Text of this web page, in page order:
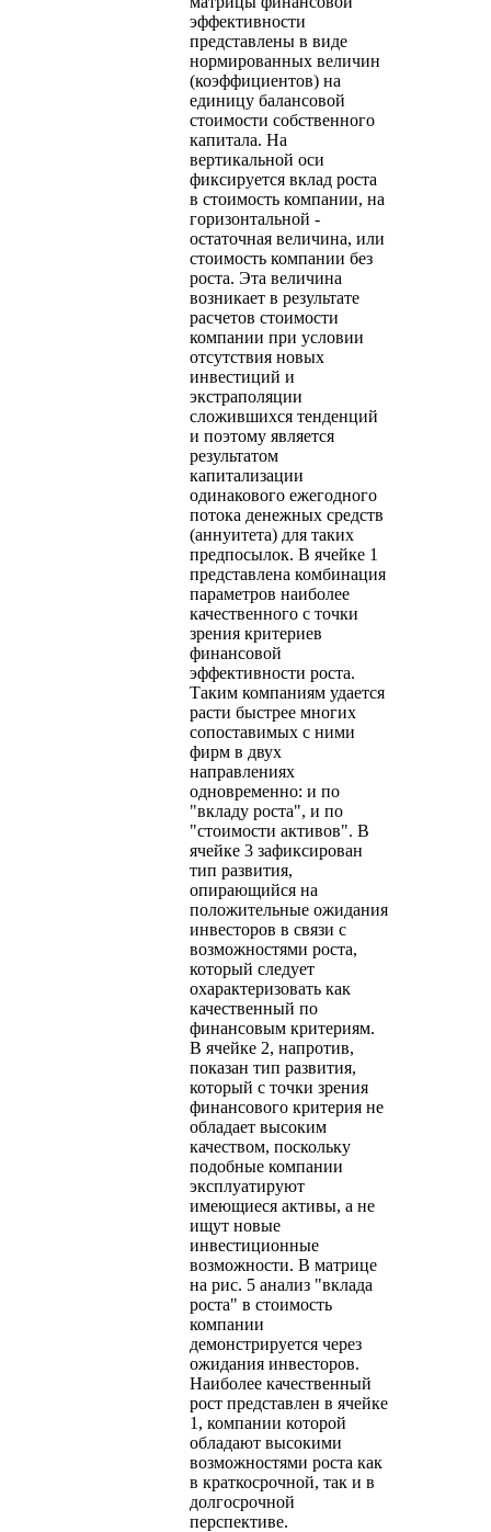
эффективности
представлены в виде
нормированных величин
(коэффициентов) на
единицу балансовой
стоимости собственного
капитала. На
вертикальной оси
фиксируется вклад роста
в стоимость компании, на
горизонтальной -
остаточная величина, или
стоимость компании без
роста. Эта величина
возникает в результате
расчетов стоимости
компании при условии
отсутствия новых
инвестиций и
экстраполяции
сложившихся тенденций
и поэтому является
результатом
капитализации
одинакового ежегодного
потока денежных средств
(аннуитета) для таких
предпосылок. В ячейке 1
представлена комбинация
параметров наиболее
качественного с точки
зрения критериев
финансовой
эффективности роста.
Таким компаниям удается
расти быстрее многих
сопоставимых с ними
фирм в двух
направлениях
одновременно: и по
"вкладу роста", и по
"стоимости активов". В
ячейке 3 зафиксирован
тип развития,
опирающийся на
положительные ожидания
инвесторов в связи с
возможностями роста,
который следует
охарактеризовать как
качественный по
финансовым критериям.
В ячейке 2, напротив,
показан тип развития,
который с точки зрения
финансового критерия не
обладает высоким
качеством, поскольку
подобные компании
эксплуатируют
имеющиеся активы, а не
ищут новые
инвестиционные
возможности. В матрице
на рис. 5 анализ "вклада
роста" в стоимость
компании
демонстрируется через
ожидания инвесторов.
Наиболее качественный
рост представлен в ячейке
1, компании которой
обладают высокими
возможностями роста как
в краткосрочной, так и в
долгосрочной
перспективе.